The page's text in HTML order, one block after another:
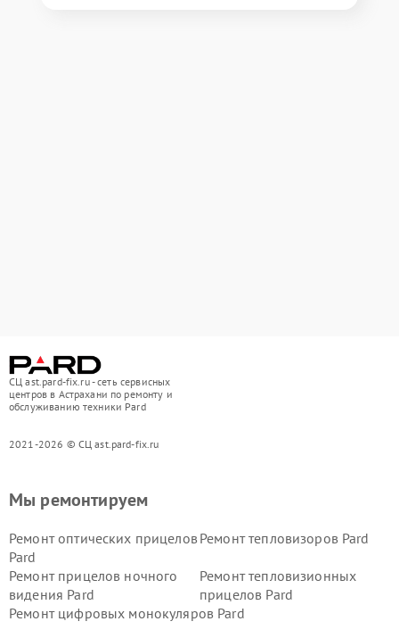
СЦ ast.pard-fix.ru - сеть сервисных
центров в Астрахани по ремонту и
обслуживанию техники Pard
2021-2026 © СЦ ast.pard-fix.ru
Мы ремонтируем
Ремонт оптических прицелов
Pard
Ремонт тепловизоров Pard
Ремонт прицелов ночного
видения Pard
Ремонт тепловизионных
прицелов Pard
Ремонт цифровых монокуляров Pard